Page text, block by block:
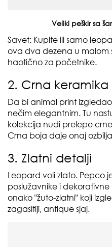
Veliki peškir sa
Savet: Kupite ili samo
ova dva dezena u malom
haotično za početnike.
2. Crna keramika
Da bi animal print
nečim elegantnim. Tu
kolekcija nudi prelepe
Crna boja daje onaj
3. Zlatni detalji
Leopard voli zlato. Pepco
poslužavnike i dekorativne
onako "žuto-zlatni" koji
zagasitiji, antique sjaj.